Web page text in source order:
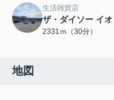
生活雑貨店
ザ・ダイソー イ
2331ｍ（30分）
地図